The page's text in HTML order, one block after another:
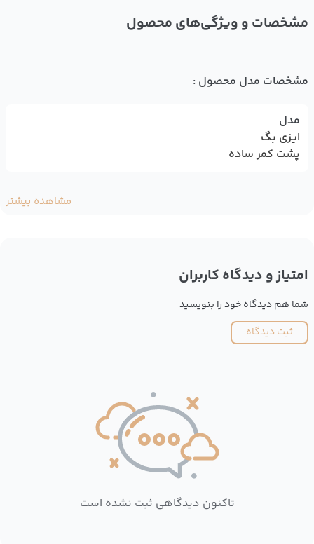
مشخصات و ویژگی‌های محصول
مشخصات مدل محصول :
مدل
ایزی بگ
پشت کمر ساده
مشاهده بیشتر
امتیاز و دیدگاه کاربران
شما هم دیدگاه خود را بنویسید
ثبت دیدگاه
تاکنون دیدگاهی ثبت نشده است